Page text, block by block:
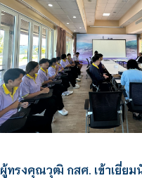
ผู้ทรงคุณวุฒิ กสศ. เข้าเยี่ยม